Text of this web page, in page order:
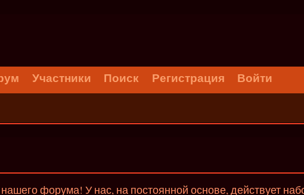
Участники Поиск Регистрация Войти
форума! У нас, на постоянной основе, действует